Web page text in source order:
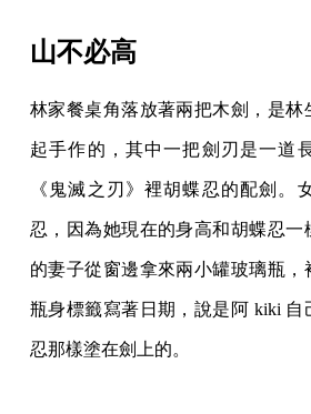
山不必高
林家餐桌角落放著兩把木劍，是林
起手作的，其中一把劍刃是一道
《鬼滅之刃》裡胡蝶忍的配劍。
忍，因為她現在的身高和胡蝶忍一
的妻子從窗邊拿來兩小罐玻璃瓶，
瓶身標籤寫著日期，說是阿 kiki 自
忍那樣塗在劍上的。